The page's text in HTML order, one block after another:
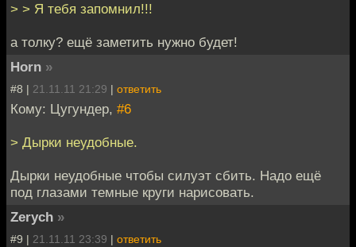
> > Я тебя запомнил!!!
а толку? ещё заметить нужно будет!
Horn »
#8 | 21.11.11 21:29 | ответить
Кому: Цугундер, #6
> Дырки неудобные.
Дырки неудобные чтобы силуэт сбить. Надо ещё
под глазами темные круги нарисовать.
Zerych »
#9 | 21.11.11 23:39 | ответить